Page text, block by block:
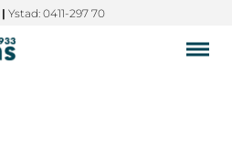
| Ystad: 0411-297 70